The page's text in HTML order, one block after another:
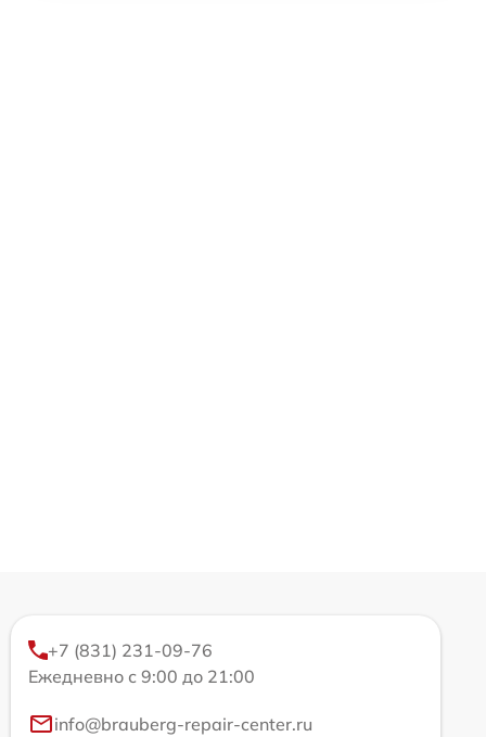
+7 (831) 231-09-76
Ежедневно с 9:00 до 21:00
info@brauberg-repair-center.ru